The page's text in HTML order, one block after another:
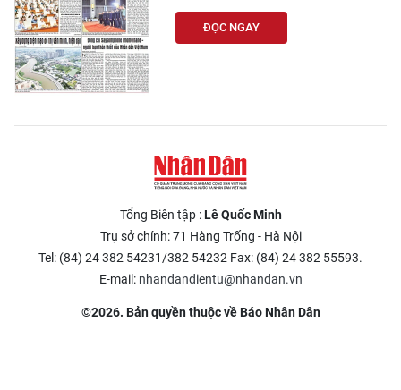
ĐỌC NGAY
Tổng Biên tập :Lê Quốc Minh
Trụ sở chính: 71 Hàng Trống - Hà Nội
Tel: (84) 24 382 54231/382 54232 Fax: (84) 24 382 55593.
E-mail: nhandandientu@nhandan.vn
©2026. Bản quyền thuộc về Báo Nhân Dân